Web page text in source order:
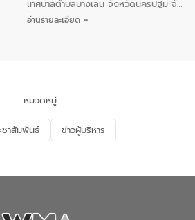
5 คน ร่วมทำกิจกรรม ทำความสะอาด
ชายหาดและแหล่งท่องเที่ยว ณ บริเวณ
เทศบาลตำบลบางเลน จังหวัดนครปฐม จัด
กิจกรรมภายใต้โครงการส่งเสริมความรู้และ
จัดการน้ำเสียและสร้างจิตสำนึกในการ
อนุรักษ์สิ่งแวดล้อม ในหัวข้อ “น้ำเสียชุมชน
และการบำบัดน้ำเสียเบื้องต้น” โดยให้ความรู้
เกี่ยวกับสาเหตุและผลกระทบของน้ำเสีย
ณ เทศบาลตำบลบางเลน จังหวัดนครปฐม
อ่านรายละเอียด »
หมวดหมู่
ชาสัมพันธ์ ข่าวผู้บริหาร